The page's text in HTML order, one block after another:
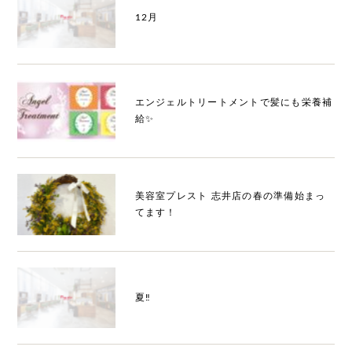
12月
エンジェルトリートメントで髪にも栄養補
給✨
美容室プレスト 志井店の春の準備始まっ
てます！
夏‼️